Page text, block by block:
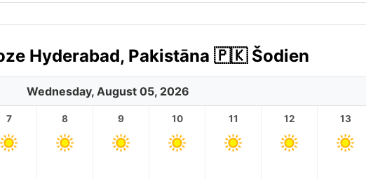
Hyderabad, Pakistāna 🇵🇰 Šodien
Wednesday, August 05, 2026
7 8 9 10 11 12 13